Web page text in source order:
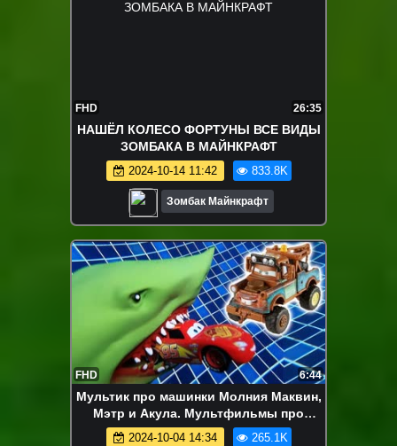
FHD 26:35
НАШЁЛ КОЛЕСО ФОРТУНЫ ВСЕ ВИДЫ
ЗОМБАКА В МАЙНКРАФТ
2024-10-14 11:42 833.8K
Зомбак Майнкрафт
FHD 6:44
Мультик про машинки Молния Маквин,
Мэтр и Акула. Мультфильмы про
#МАШИНКИ для детей новые серии.
2024-10-04 14:34 265.1K